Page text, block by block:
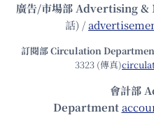
廣告/市場部Advertising &
話) /
訂閱部 Circulation
3323 (傳真)
會計部
Department